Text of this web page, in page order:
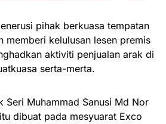
pihak berkuasa tempatan
memberi kelulusan lesen premis
aktiviti penjualan arak di
serta-merta.
Seri Muhammad Sanusi Md Nor
dibuat pada mesyuarat Exco